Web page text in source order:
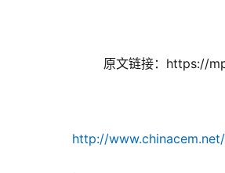
原文链接：https://
http://